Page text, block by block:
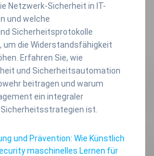
Netzwerk-Sicherheit in IT-
und welche
Sicherheitsprotokolle
die Widerstandsfähigkeit
Erfahren Sie, wie
und Sicherheitsautomation
beitragen und warum
ein integraler
ist.
und Prävention: Wie Künstlich
maschinelles Lernen für